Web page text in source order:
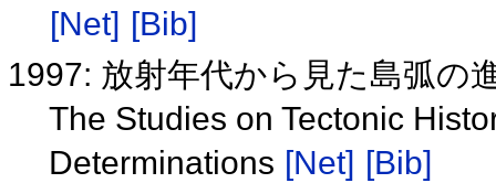
[Net] [Bib]
1997: 放射年代から見た島弧の
The Studies on Tectonic
Determinations [Net] [Bib]